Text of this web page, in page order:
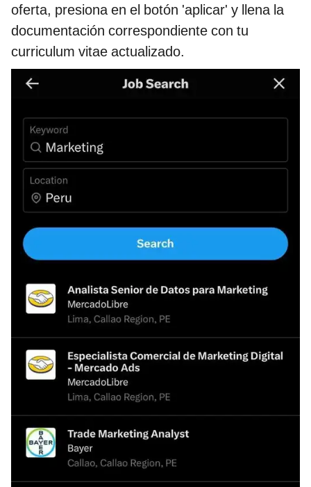
oferta, presiona en el botón 'aplicar' y llena la
documentación correspondiente con tu
curriculum vitae actualizado.